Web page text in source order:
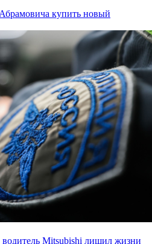
купить новый
Mitsubishi лишил жизни